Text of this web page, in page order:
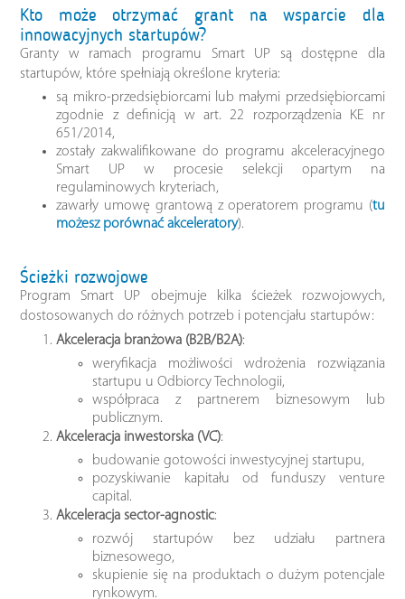
Kto może otrzymać grant na wsparcie dla
innowacyjnych startupów?
Granty w ramach programu Smart UP są dostępne dla
startupów, które spełniają określone kryteria:
są mikro-przedsiębiorcami lub małymi przedsiębiorcami
zgodnie z definicją w art. 22 rozporządzenia KE nr
651/2014,
zostały zakwalifikowane do programu akceleracyjnego
Smart UP w procesie selekcji opartym na
regulaminowych kryteriach,
zawarły umowę grantową z operatorem programu (tu
możesz porównać akceleratory).
Ścieżki rozwojowe
Program Smart UP obejmuje kilka ścieżek rozwojowych,
dostosowanych do różnych potrzeb i potencjału startupów:
Akceleracja branżowa (B2B/B2A):
weryfikacja możliwości wdrożenia rozwiązania
startupu u Odbiorcy Technologii,
współpraca z partnerem biznesowym lub
publicznym.
Akceleracja inwestorska (VC):
budowanie gotowości inwestycyjnej startupu,
pozyskiwanie kapitału od funduszy venture
capital.
Akceleracja sector-agnostic:
rozwój startupów bez udziału partnera
biznesowego,
skupienie się na produktach o dużym potencjale
rynkowym.